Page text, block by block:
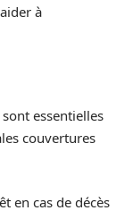
à
essentielles
couvertures
en cas de décès